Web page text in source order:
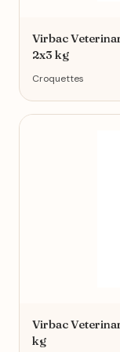
Virbac
2x3 kg
Croquettes
Virbac
kg